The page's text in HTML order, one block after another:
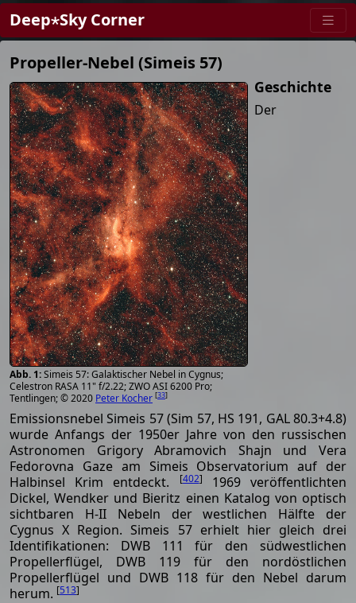
Deep⋆Sky Corner
Propeller-Nebel (Simeis 57)
Simeis 57: Galaktischer Nebel in Cygnus;
Celestron RASA 11" f/2.22; ZWO ASI 6200 Pro;
Tentlingen; © 2020 Peter Kocher [33]
Geschichte
Der
Emissionsnebel Simeis 57 (Sim 57, HS 191, GAL 80.3+4.8)
wurde Anfangs der 1950er Jahre von den russischen
Astronomen Grigory Abramovich Shajn und Vera
Fedorovna Gaze am Simeis Observatorium auf der
Halbinsel Krim entdeckt.
[402]
1969 veröffentlichten
Dickel, Wendker und Bieritz einen Katalog von optisch
sichtbaren H-II Nebeln der westlichen Hälfte der
Cygnus X Region. Simeis 57 erhielt hier gleich drei
Identifikationen: DWB 111 für den südwestlichen
Propellerflügel, DWB 119 für den nordöstlichen
Propellerflügel und DWB 118 für den Nebel darum
herum. [513]